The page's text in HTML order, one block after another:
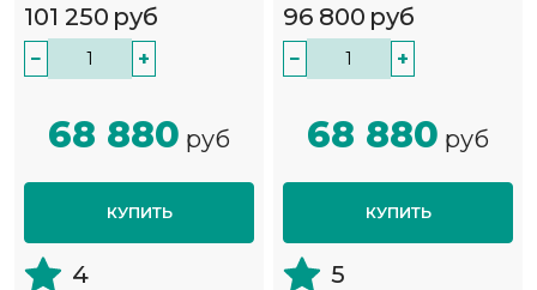
101 250 руб
− +
68 880 руб
КУПИТЬ
4
96 800 руб
− +
68 880 руб
КУПИТЬ
5